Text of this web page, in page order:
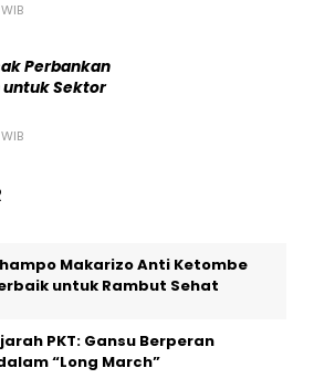
Perbankan
untuk Sektor
Makarizo Anti Ketombe
untuk Rambut Sehat
PKT: Gansu Berperan
“Long March”